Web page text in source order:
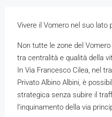
Vivere il Vomero nel suo lato
Non tutte le zone del
tra centralità e qualità della
In Via Francesco Cilea, nel
Privato Albino Albini, è
strategica senza subire il
l’inquinamento della via